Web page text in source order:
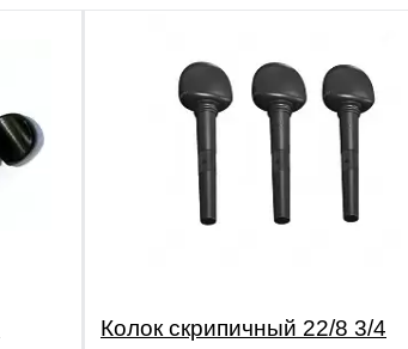
Колок скрипичный 22/8 3/4